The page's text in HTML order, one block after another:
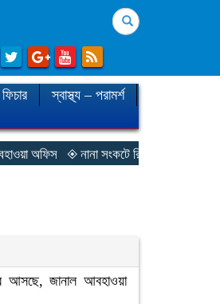
Search
ফিচার
স্বাস্থ্য – পরামর্শ
◈ নানা সংকটে রিক্রুটিং এজেন্সি, হুমকির
আসছে, জানাল আবহাওয়া